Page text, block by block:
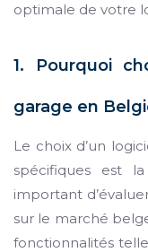
optimale de votre
1. Pourquoi
garage en
Le choix d’un
spécifiques est
important
sur le marché
fonctionnalités